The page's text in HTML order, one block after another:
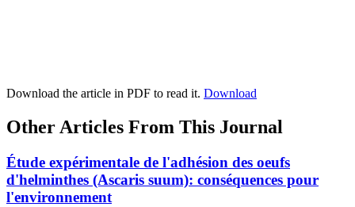
Download the article in PDF to read it. Download
Other Articles From This Journal
Étude expérimentale de l'adhésion des oeufs
d'helminthes (Ascaris suum): conséquences pour
l'environnement